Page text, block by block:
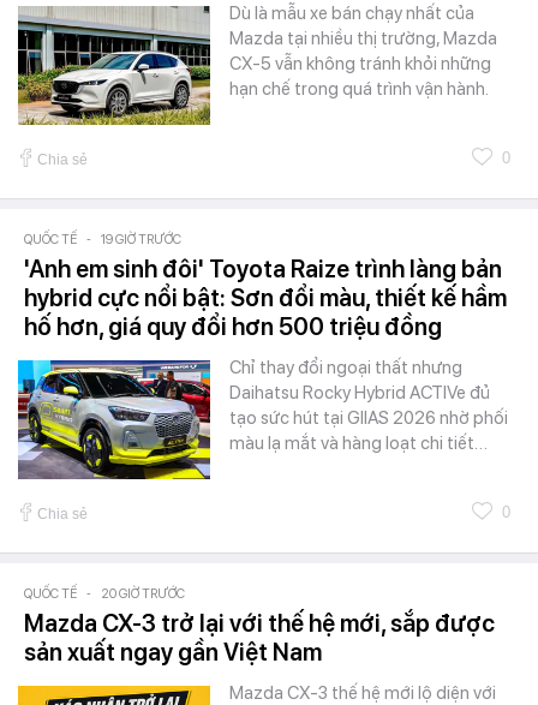
Dù là mẫu xe bán chạy nhất của
Mazda tại nhiều thị trường, Mazda
CX-5 vẫn không tránh khỏi những
hạn chế trong quá trình vận hành.
Chia sẻ 0
QUỐC TẾ - 19 GIỜ TRƯỚC
'Anh em sinh đôi' Toyota Raize trình làng bản
hybrid cực nổi bật: Sơn đổi màu, thiết kế hầm
hố hơn, giá quy đổi hơn 500 triệu đồng
Chỉ thay đổi ngoại thất nhưng
Daihatsu Rocky Hybrid ACTIVe đủ
tạo sức hút tại GIIAS 2026 nhờ phối
màu lạ mắt và hàng loạt chi tiết…
Chia sẻ 0
QUỐC TẾ - 20 GIỜ TRƯỚC
Mazda CX-3 trở lại với thế hệ mới, sắp được
sản xuất ngay gần Việt Nam
Mazda CX-3 thế hệ mới lộ diện với